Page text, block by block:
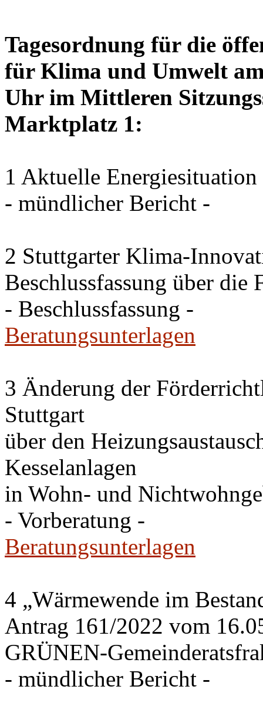
Tagesordnung für die
für Klima und Umwelt
Uhr im Mittleren
Marktplatz 1:
1 Aktuelle Energiesituation
- mündlicher Bericht -
2 Stuttgarter Klima-
Beschlussfassung über die
- Beschlussfassung -
Beratungsunterlagen
3 Änderung der
Stuttgart
über den
Kesselanlagen
in Wohn- und
- Vorberatung -
Beratungsunterlagen
4 „Wärmewende im
Antrag 161/2022 vom
GRÜNEN-
- mündlicher Bericht -